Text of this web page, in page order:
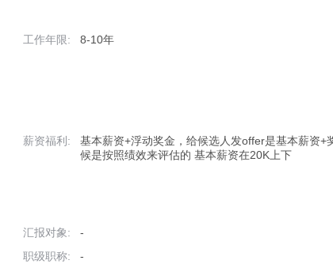
工作年限:
8-10年
薪资福利:
基本薪资+浮动奖金，给候选人发offer是基本薪资+
候是按照绩效来评估的 基本薪资在20K上下
汇报对象:
-
职级职称:
-